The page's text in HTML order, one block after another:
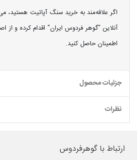
اگر علاقه‌مند به خرید سنگ آپاتیت هستید،
آنلاین "گوهر فردوس ایران" اقدام کرده و
اطمینان حاصل کنید.
جزئیات محصول
نظرات
ارتباط با گوهرفردوس